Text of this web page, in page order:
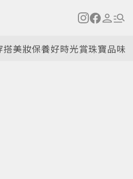
搭美妝保養好時光賞珠寶品味